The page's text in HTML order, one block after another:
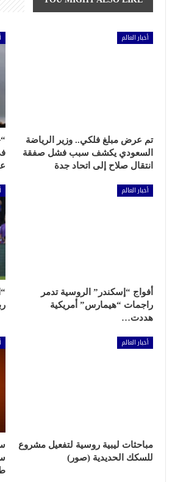
أخبار العالم
تم عرض مبلغ فلكي.. وزير الرياضة
السعودي يكشف سبب فشل صفقة
انتقال صلاح إلى اتحاد جدة
أخبار العالم
أفواج “إسكندر” الروسية تدمر
راجمات “هيمارس” أمريكية
هددت…
أخبار العالم
مباحثات ليبية روسية لتفعيل مشروع
للسكك الحديدية (صور)